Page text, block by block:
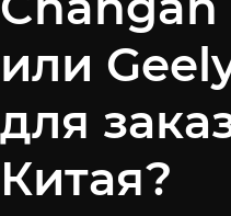
или
для
Китая?